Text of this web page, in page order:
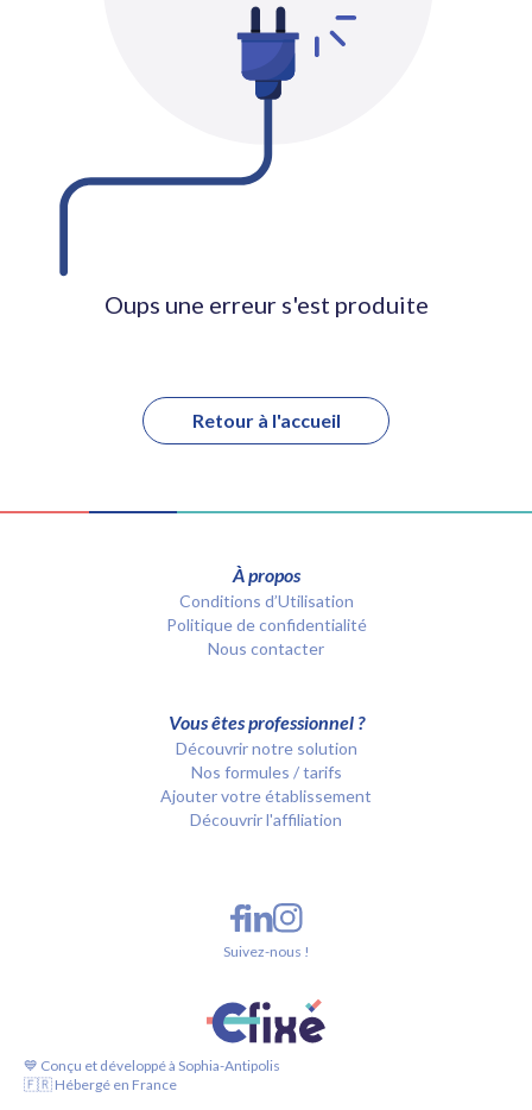
Oups une erreur s'est produite
Retour à l'accueil
À propos
Conditions d’Utilisation
Politique de confidentialité
Nous contacter
Vous êtes professionnel ?
Découvrir notre solution
Nos formules / tarifs
Ajouter votre établissement
Découvrir l'affiliation
💙 Conçu et développé à Sophia-Antipolis
🇫🇷 Hébergé en France
Suivez-nous !